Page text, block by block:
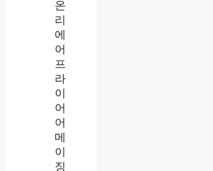
온
리
에
어
프
라
이
어
어
메
이
징